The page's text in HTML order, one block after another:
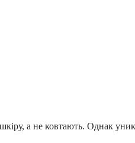
а не ковтають. Однак